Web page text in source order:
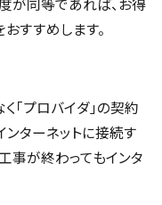
が同等であれば、お得
すすめします。
「プロバイダ」の契約
ンターネットに接続す
事が終わってもインタ